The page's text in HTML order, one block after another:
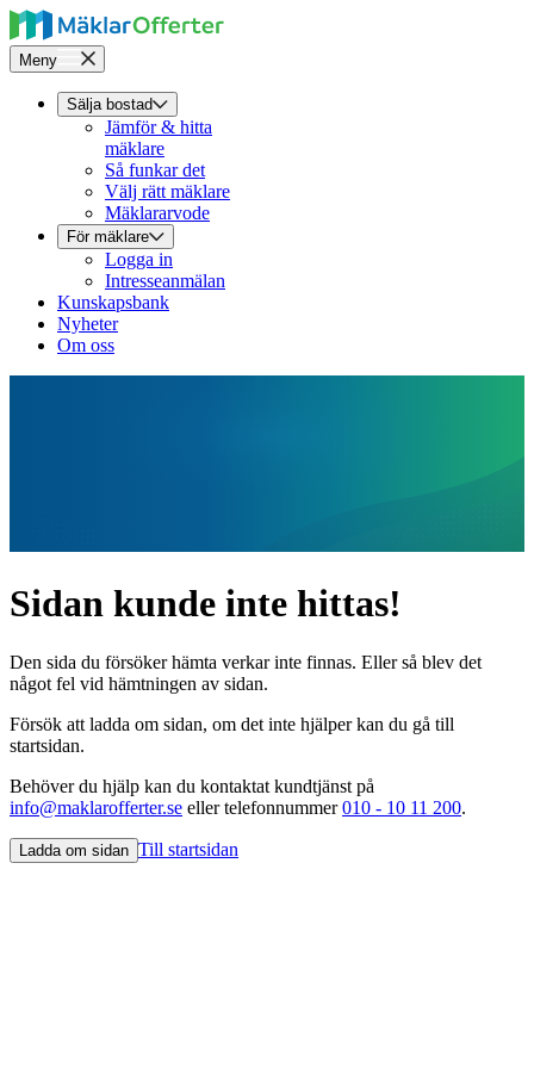
Meny
Sälja bostad
Jämför & hitta
mäklare
Så funkar det
Välj rätt mäklare
Mäklararvode
För mäklare
Logga in
Intresseanmälan
Kunskapsbank
Nyheter
Om oss
Sidan kunde inte hittas!
Den sida du försöker hämta verkar inte finnas. Eller så blev det
något fel vid hämtningen av sidan.
Försök att ladda om sidan, om det inte hjälper kan du gå till
startsidan.
Behöver du hjälp kan du kontaktat kundtjänst på
info@maklarofferter.se eller telefonnummer010 - 10 11 200.
Ladda om sidan Till startsidan